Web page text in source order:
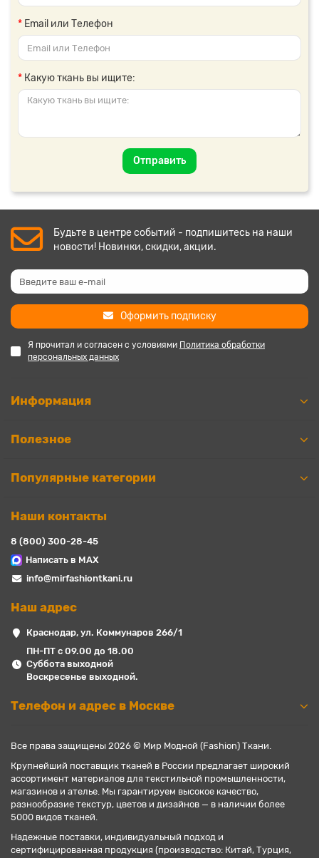
Email или Телефон
Какую ткань вы ищите:
Отправить
Будьте в центре событий - подпишитесь на наши
новости! Новинки, скидки, акции.
Оформить подписку
Я прочитал и согласен с условиями Политика обработки
персональных данных
Информация
Полезное
Популярные категории
Наши контакты
8 (800) 300-28-45
Написать в MAX
info@mirfashiontkani.ru
Наш адрес
Краснодар, ул. Коммунаров 266/1
ПН-ПТ с 09.00 до 18.00
Суббота выходной
Воскресенье выходной.
Телефон и адрес в Москве
Все права защищены 2026 © Мир Модной (Fashion) Ткани.
Крупнейший поставщик тканей в России предлагает широкий
ассортимент материалов для текстильной промышленности,
магазинов и ателье. Мы гарантируем высокое качество,
разнообразие текстур, цветов и дизайнов — в наличии более
5000 видов тканей.
Надежные поставки, индивидуальный подход и
сертифицированная продукция (производство: Китай, Турция,